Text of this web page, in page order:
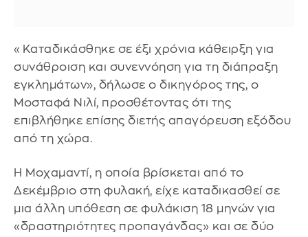
«Καταδικάσθηκε σε έξι χρόνια κάθειρξη για
συνάθροιση και συνεννόηση για τη διάπραξη
εγκλημάτων», δήλωσε ο δικηγόρος της, ο
Μοσταφά Νιλί, προσθέτοντας ότι της
επιβλήθηκε επίσης διετής απαγόρευση εξόδου
από τη χώρα.
Η Μοχαμαντί, η οποία βρίσκεται από το
Δεκέμβριο στη φυλακή, είχε καταδικασθεί σε
μια άλλη υπόθεση σε φυλάκιση 18 μηνών για
«δραστηριότητες προπαγάνδας» και σε δύο